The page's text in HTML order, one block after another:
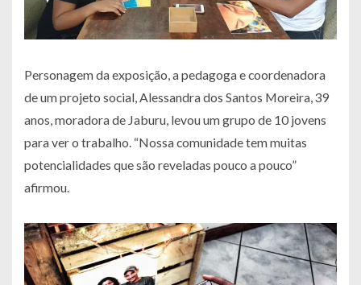
Personagem da exposição, a pedagoga e coordenadora
de um projeto social, Alessandra dos Santos Moreira, 39
anos, moradora de Jaburu, levou um grupo de 10 jovens
para ver o trabalho. “Nossa comunidade tem muitas
potencialidades que são reveladas pouco a pouco”
afirmou.